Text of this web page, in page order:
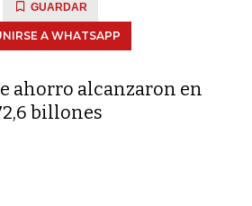
GUARDAR
A WHATSAPP
ahorro alcanzaron en
billones